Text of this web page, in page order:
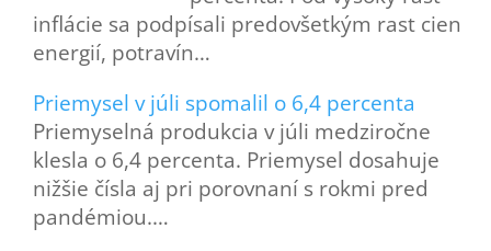
inflácie sa podpísali predovšetkým rast cien
energií, potravín…
Priemysel v júli spomalil o 6,4 percenta
Priemyselná produkcia v júli medziročne
klesla o 6,4 percenta. Priemysel dosahuje
nižšie čísla aj pri porovnaní s rokmi pred
pandémiou.…